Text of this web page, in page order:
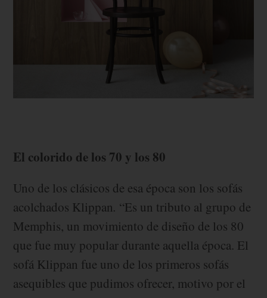
El colorido de los 70 y los 80
Uno de los clásicos de esa época son los sofás
acolchados Klippan. “Es un tributo al grupo de
Memphis, un movimiento de diseño de los 80
que fue muy popular durante aquella época. El
sofá Klippan fue uno de los primeros sofás
asequibles que pudimos ofrecer, motivo por el